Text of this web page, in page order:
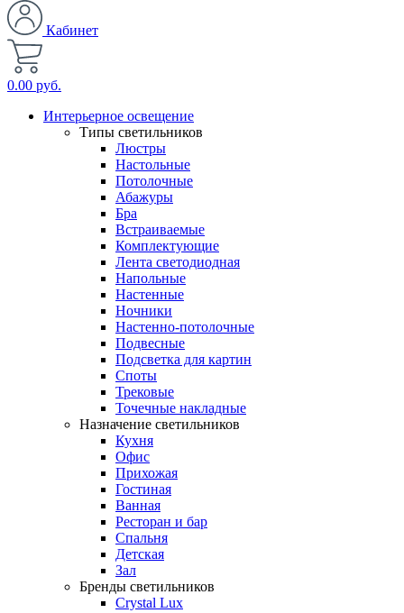
Кабинет
0.00 руб.
Интерьерное освещение
Типы светильников
Люстры
Настольные
Потолочные
Абажуры
Бра
Встраиваемые
Комплектующие
Лента светодиодная
Напольные
Настенные
Ночники
Настенно-потолочные
Подвесные
Подсветка для картин
Споты
Трековые
Точечные накладные
Назначение светильников
Кухня
Офис
Прихожая
Гостиная
Ванная
Ресторан и бар
Спальня
Детская
Зал
Бренды светильников
Crystal Lux